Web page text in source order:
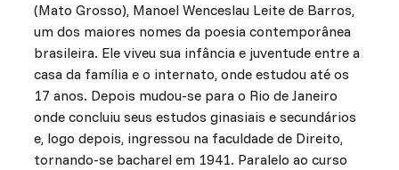
(Mato Grosso), Manoel Wenceslau Leite de Barros,
um dos maiores nomes da poesia contemporânea
brasileira. Ele viveu sua infância e juventude entre a
casa da família e o internato, onde estudou até os
17 anos. Depois mudou-se para o Rio de Janeiro
onde concluiu seus estudos ginasiais e secundários
e, logo depois, ingressou na faculdade de Direito,
tornando-se bacharel em 1941. Paralelo ao curso